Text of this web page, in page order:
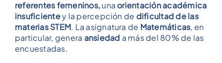
referentes femeninos,una orientación académica
insuficientey la percepción de dificultad de las
materias STEM. La asignatura de Matemáticas, en
particular, genera ansiedad a más del 80% de las
encuestadas.